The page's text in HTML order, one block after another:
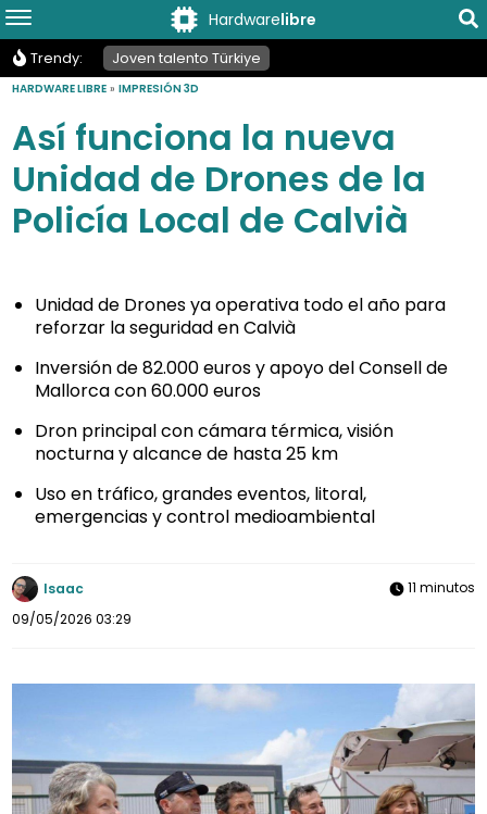
Hardwarelibre
Trendy: Joven talento Türkiye
HARDWARE LIBRE »IMPRESIÓN 3D
Así funciona la nueva
Unidad de Drones de la
Policía Local de Calvià
Unidad de Drones ya operativa todo el año para
reforzar la seguridad en Calvià
Inversión de 82.000 euros y apoyo del Consell de
Mallorca con 60.000 euros
Dron principal con cámara térmica, visión
nocturna y alcance de hasta 25 km
Uso en tráfico, grandes eventos, litoral,
emergencias y control medioambiental
Isaac
09/05/2026 03:29
11 minutos